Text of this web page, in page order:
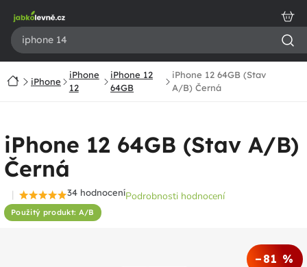
obsah
DomůiPhone
iPhone
12
iPhone 12
64GB
iPhone 12 64GB (Stav
A/B) Černá
iPhone 12 64GB (Stav A/B)
Černá
Použitý produkt: A/B
Průměrné
hodnocení
34 hodnoceníPodrobnosti hodnocení
–81 %